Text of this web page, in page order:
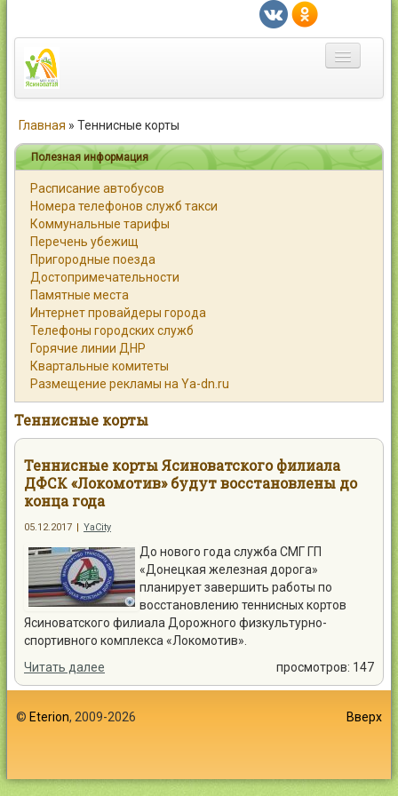
Город
Статьи
Каталог
Справочник
Работа
Объявления
Помощь
Контакты
Главная » Теннисные корты
Полезная информация
Расписание автобусов
Номера телефонов служб такси
Коммунальные тарифы
Перечень убежищ
Пригородные поезда
Достопримечательности
Памятные места
Интернет провайдеры города
Телефоны городских служб
Горячие линии ДНР
Квартальные комитеты
Размещение рекламы на Ya-dn.ru
Теннисные корты
Теннисные корты Ясиноватского филиала
ДФСК «Локомотив» будут восстановлены до
конца года
05.12.2017 | YaCity
До нового года служба СМГ ГП
«Донецкая железная дорога»
планирует завершить работы по
восстановлению теннисных кортов
Ясиноватского филиала Дорожного физкультурно-
спортивного комплекса «Локомотив».
Читать далее
просмотров: 147
© Eterion, 2009-2026 Вверх